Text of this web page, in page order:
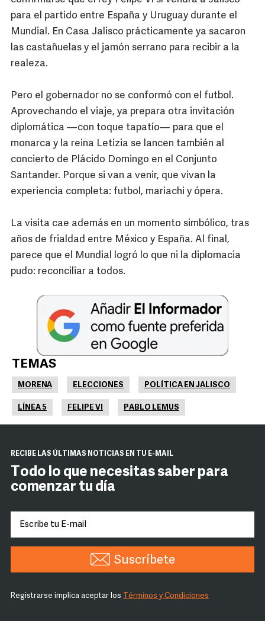
para el partido entre España y Uruguay durante el
Mundial. En Casa Jalisco prácticamente ya sacaron
las castañuelas y el jamón serrano para recibir a la
realeza.
Pero el gobernador no se conformó con el futbol.
Aprovechando el viaje, ya prepara otra invitación
diplomática —con toque tapatío— para que el
monarca y la reina Letizia se lancen también al
concierto de Plácido Domingo en el Conjunto
Santander. Porque si van a venir, que vivan la
experiencia completa: futbol, mariachi y ópera.
La visita cae además en un momento simbólico, tras
años de frialdad entre México y España. Al final,
parece que el Mundial logró lo que ni la diplomacia
pudo: reconciliar a todos.
TEMAS
MORENA ELECCIONES POLÍTICA EN JALISCO
LÍNEA 5 FELIPE VI PABLO LEMUS
RECIBE LAS ÚLTIMAS NOTICIAS EN TU E-MAIL
Todo lo que necesitas saber para
comenzar tu día
Suscríbete
Registrarse implica aceptar los Términos y Condiciones